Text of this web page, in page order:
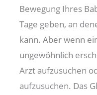
Bewegung Ihres
Tage geben, an
kann. Aber wenn
ungewöhnlich
Arzt aufzusuchen
aufzusuchen. Das